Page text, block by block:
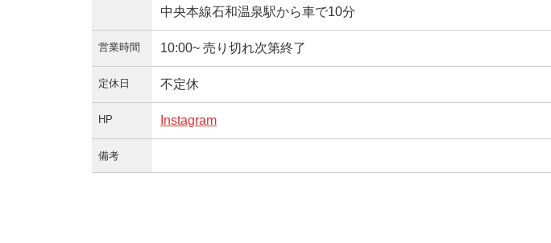
中央本線石和温泉駅から車で10分
営業時間 10:00~ 売り切れ次第終了
定休日 不定休
HP Instagram
備考